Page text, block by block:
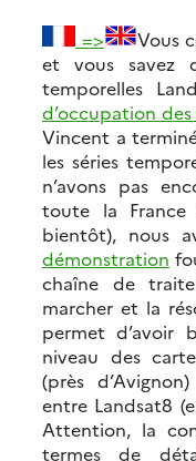
=> Vous
et vous savez
temporelles
d’occupation des
Vincent a
les séries
n’avons pas
toute la France
bientôt), nous
démonstration
chaîne de
marcher et la
permet d’avoir
niveau des
(près
entre Landsat8
Attention, la
termes de